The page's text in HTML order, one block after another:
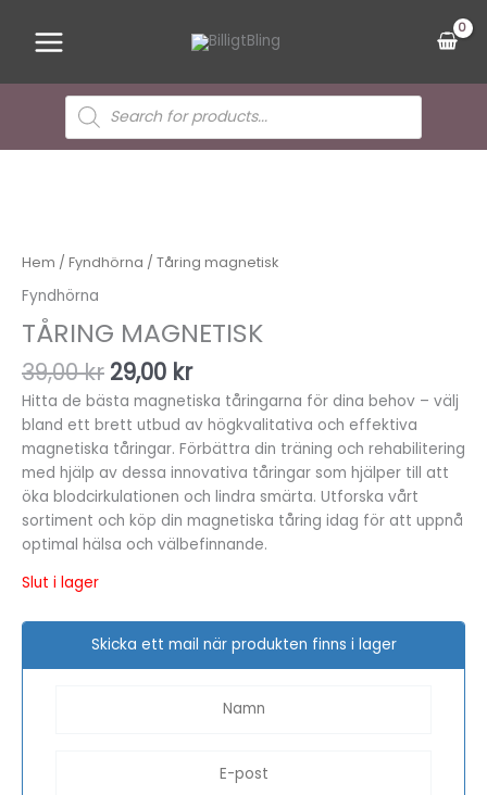
innehållMenu
Sök
efter
produkter
Hem / Fyndhörna / Tåring magnetisk
Fyndhörna
TÅRING MAGNETISK
39,00kr
Det
39,00 kr.
29,00 kr
Det
29,00 kr.
Hitta de bästa magnetiska tåringarna för dina behov – välj
bland ett brett utbud av högkvalitativa och effektiva
magnetiska tåringar. Förbättra din träning och rehabilitering
med hjälp av dessa innovativa tåringar som hjälper till att
öka blodcirkulationen och lindra smärta. Utforska vårt
sortiment och köp din magnetiska tåring idag för att uppnå
optimal hälsa och välbefinnande.
Slut i lager
Skicka ett mail när produkten finns i lager